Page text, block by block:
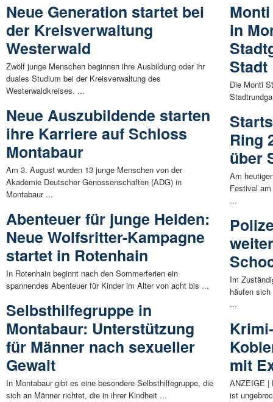
Neue Generation startet bei
der Kreisverwaltung
Westerwald
Zwölf junge Menschen beginnen ihre Ausbildung oder ihr
duales Studium bei der Kreisverwaltung des
Westerwaldkreises. ...
Neue Auszubildende starten
ihre Karriere auf Schloss
Montabaur
Am 3. August wurden 13 junge Menschen von der
Akademie Deutscher Genossenschaften (ADG) in
Montabaur ...
Abenteuer für junge Helden:
Neue Wolfsritter-Kampagne
startet in Rotenhain
In Rotenhain beginnt nach den Sommerferien ein
spannendes Abenteuer für Kinder im Alter von acht bis ...
Selbsthilfegruppe in
Montabaur: Unterstützung
für Männer nach sexueller
Gewalt
In Montabaur gibt es eine besondere Selbsthilfegruppe, die
sich an Männer richtet, die in ihrer Kindheit ...
in
Stadt
Die Monti
Ring
über
Am
Festival
...
Im
häufen
...
mit
ANZEIGE |
ist